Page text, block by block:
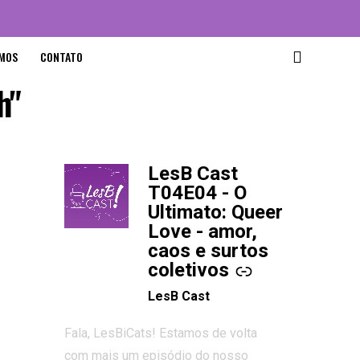
CONTATO
LesB Cast
T04E04 - O
Ultimato: Queer
Love - amor,
caos e surtos
coletivos
-
LesB Cast
Fala, LesBiCats! Estamos de volta
com mais um episódio do nosso